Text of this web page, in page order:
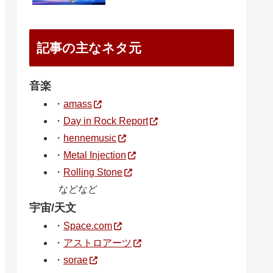
記事の主なネタ元
音楽
・ amass
・ Day in Rock Report
・ hennemusic
・ Metal Injection
・ Rolling Stone
などなど
宇宙/天文
・ Space.com
・ アストロアーツ
・ sorae